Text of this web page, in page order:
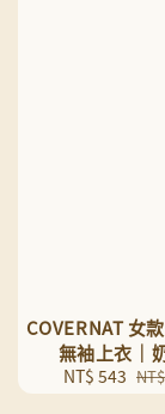
COVERNAT 女
無袖上衣｜
Sale
price
NT$ 543